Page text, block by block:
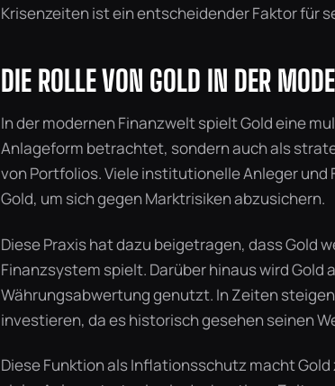
Krisenzeiten ist ein entscheidender Faktor für
DIE ROLLE VON GOLD IN DER
In der modernen Finanzwelt spielt Gold eine
Anlageform betrachtet, sondern auch als
von Portfolios. Viele institutionelle Anleger und
Gold, um sich gegen Marktrisiken abzusichern.
Diese Praxis hat dazu beigetragen, dass Gold
Finanzsystem spielt. Darüber hinaus wird
Währungsabwertung genutzt. In Zeiten
investieren, da es historisch gesehen seinen
Diese Funktion als Inflationsschutz macht